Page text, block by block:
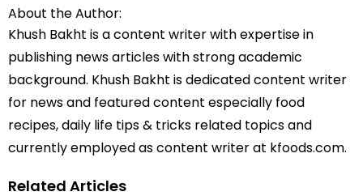
About the Author:
Khush Bakht is a content writer with expertise in
publishing news articles with strong academic
background. Khush Bakht is dedicated content writer
for news and featured content especially food
recipes, daily life tips & tricks related topics and
currently employed as content writer at kfoods.com.
Related Articles